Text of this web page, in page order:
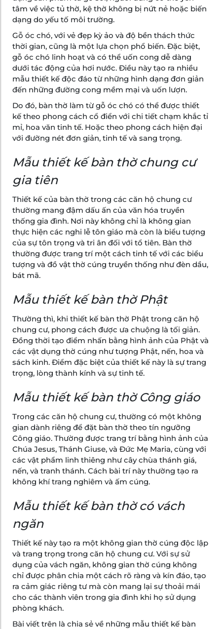
tâm về việc tủ thờ, kệ thờ không bị nứt nẻ hoặc biến
dạng do yếu tố môi trường.
Gỗ óc chó, với vẻ đẹp kỳ ảo và độ bền thách thức
thời gian, cũng là một lựa chọn phổ biến. Đặc biệt,
gỗ óc chó linh hoạt và có thể uốn cong dễ dàng
dưới tác động của hơi nước. Điều này tạo ra nhiều
mẫu thiết kế độc đáo từ những hình dạng đơn giản
đến những đường cong mềm mại và uốn lượn.
Do đó, bàn thờ làm từ gỗ óc chó có thể được thiết
kế theo phong cách cổ điển với chi tiết chạm khắc tỉ
mỉ, hoa văn tinh tế. Hoặc theo phong cách hiện đại
với đường nét đơn giản, tinh tế và sang trọng.
Mẫu thiết kế bàn thờ chung cư
gia tiên
Thiết kế của bàn thờ trong các căn hộ chung cư
thường mang đậm dấu ấn của văn hóa truyền
thống gia đình. Nơi này không chỉ là không gian
thực hiện các nghi lễ tôn giáo mà còn là biểu tượng
của sự tôn trọng và tri ân đối với tổ tiên. Bàn thờ
thường được trang trí một cách tinh tế với các biểu
tượng và đồ vật thờ cúng truyền thống như đèn dầu,
bát mã.
Mẫu thiết kế bàn thờ Phật
Thường thì, khi thiết kế bàn thờ Phật trong căn hộ
chung cư, phong cách được ưa chuộng là tối giản.
Đồng thời tạo điểm nhấn bằng hình ảnh của Phật và
các vật dụng thờ cúng như tượng Phật, nến, hoa và
sách kinh. Điểm đặc biệt của thiết kế này là sự trang
trọng, lòng thành kính và sự tinh tế.
Mẫu thiết kế bàn thờ Công giáo
Trong các căn hộ chung cư, thường có một không
gian dành riêng để đặt bàn thờ theo tín ngưỡng
Công giáo. Thường được trang trí bằng hình ảnh của
Chúa Jesus, Thánh Giuse, và Đức Mẹ Maria, cùng với
các vật phẩm linh thiêng như cây chùa thánh giá,
nến, và tranh thánh. Cách bài trí này thường tạo ra
không khí trang nghiêm và ấm cúng.
Mẫu thiết kế bàn thờ có vách
ngăn
Thiết kế này tạo ra một không gian thờ cúng độc lập
và trang trọng trong căn hộ chung cư. Với sự sử
dụng của vách ngăn, không gian thờ cúng không
chỉ được phân chia một cách rõ ràng và kín đáo, tạo
ra cảm giác riêng tư mà còn mang lại sự thoải mái
cho các thành viên trong gia đình khi họ sử dụng
phòng khách.
Bài viết trên là chia sẻ về những mẫu thiết kế bàn